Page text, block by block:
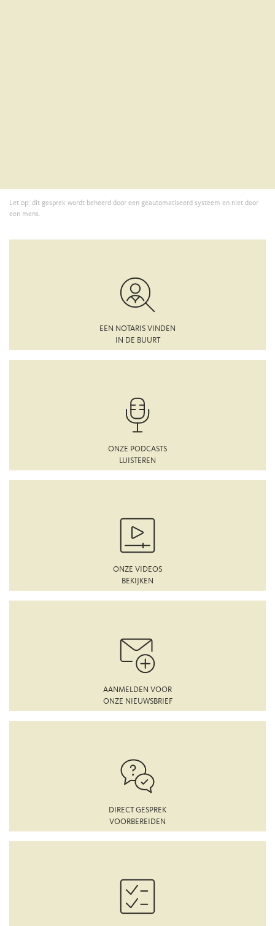
Let op: dit gesprek wordt beheerd door een geautomatiseerd systeem en niet door
een mens.
EEN NOTARIS VINDEN
IN DE BUURT
ONZE PODCASTS
LUISTEREN
ONZE VIDEOS
BEKIJKEN
AANMELDEN VOOR
ONZE NIEUWSBRIEF
DIRECT GESPREK
VOORBEREIDEN